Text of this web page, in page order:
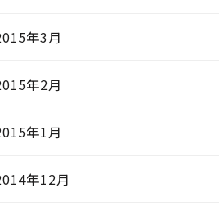
年3月
年2月
年1月
年12月